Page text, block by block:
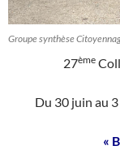
Groupe synthèse
27ème
Du 30 juin au
«